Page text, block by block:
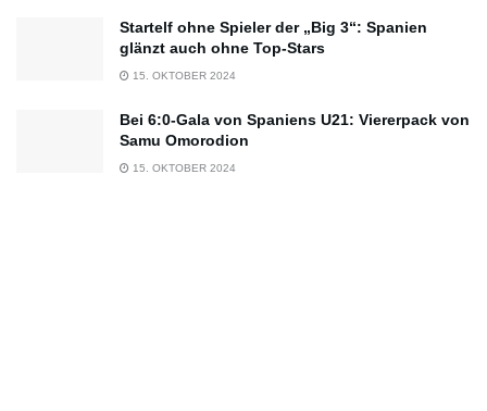
Startelf ohne Spieler der „Big 3“: Spanien
glänzt auch ohne Top-Stars
15. OKTOBER 2024
Bei 6:0-Gala von Spaniens U21: Viererpack von
Samu Omorodion
15. OKTOBER 2024